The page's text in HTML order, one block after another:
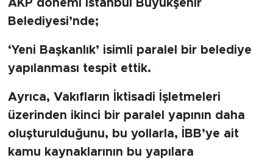
AKP dönemi İstanbul Büyükşehir
Belediyesi’nde;
‘Yeni Başkanlık’ isimli paralel bir belediye
yapılanması tespit ettik.
Ayrıca, Vakıfların İktisadi İşletmeleri
üzerinden ikinci bir paralel yapının daha
oluşturulduğunu, bu yollarla, İBB’ye ait
kamu kaynaklarının bu yapılara